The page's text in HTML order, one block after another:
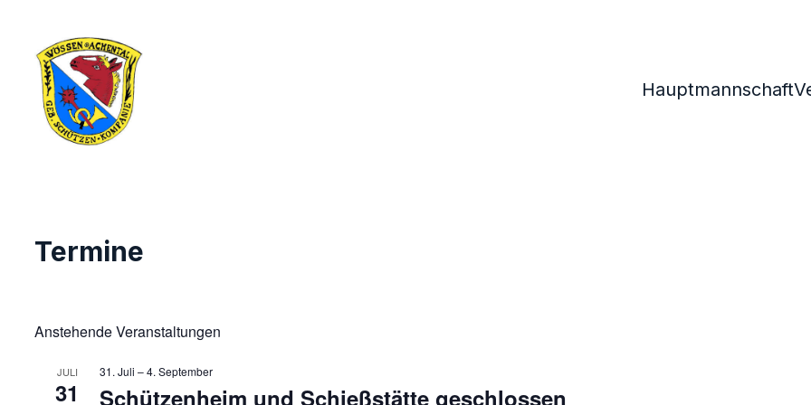
Inhalt
springen
Hauptmannschaft
Termine
Anstehende Veranstaltungen
JULI
31
31. Juli –4. September
Schützenheim und Schießstätte geschlossen